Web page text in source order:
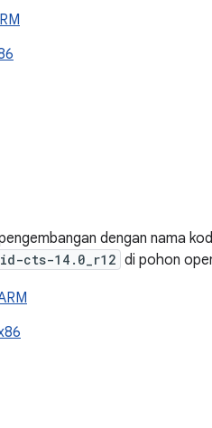
dengan nama
cts-14.0_r12 di pohon